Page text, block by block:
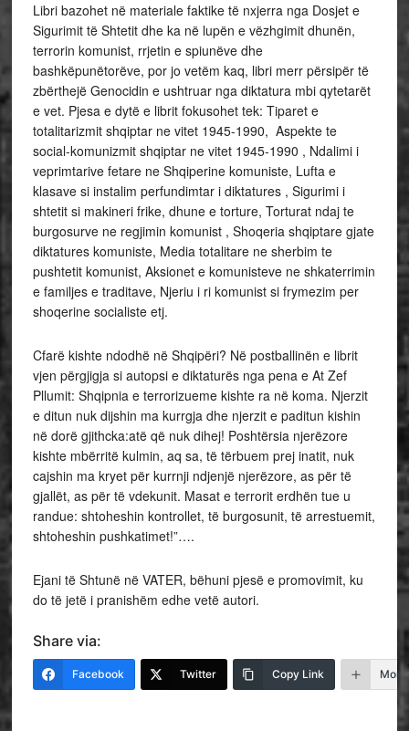
Libri bazohet në materiale faktike të nxjerra nga Dosjet e
Sigurimit të Shtetit dhe ka në lupën e vëzhgimit dhunën,
terrorin komunist, rrjetin e spiunëve dhe
bashkëpunëtorëve, por jo vetëm kaq, libri merr përsipër të
zbërthejë Genocidin e ushtruar nga diktatura mbi qytetarët
e vet. Pjesa e dytë e librit fokusohet tek: Tiparet e
totalitarizmit shqiptar ne vitet 1945-1990, Aspekte te
social-komunizmit shqiptar ne vitet 1945-1990 , Ndalimi i
veprimtarive fetare ne Shqiperine komuniste, Lufta e
klasave si instalim perfundimtar i diktatures , Sigurimi i
shtetit si makineri frike, dhune e torture, Torturat ndaj te
burgosurve ne regjimin komunist , Shoqeria shqiptare gjate
diktatures komuniste, Media totalitare ne sherbim te
pushtetit komunist, Aksionet e komunisteve ne shkaterrimin
e familjes e traditave, Njeriu i ri komunist si frymezim per
shoqerine socialiste etj.
Cfarë kishte ndodhë në Shqipëri? Në postballinën e librit
vjen përgjigja si autopsi e diktaturës nga pena e At Zef
Pllumit: Shqipnia e terrorizueme kishte ra në koma. Njerzit
e ditun nuk dijshin ma kurrgja dhe njerzit e paditun kishin
në dorë gjithcka:atë që nuk dihej! Poshtërsia njerëzore
kishte mbërritë kulmin, aq sa, të tërbuem prej inatit, nuk
cajshin ma kryet për kurrnji ndjenjë njerëzore, as për të
gjallët, as për të vdekunit. Masat e terrorit erdhën tue u
randue: shtoheshin kontrollet, të burgosunit, të arrestuemit,
shtoheshin pushkatimet!”….
Ejani të Shtunë në VATER, bëhuni pjesë e promovimit, ku
do të jetë i pranishëm edhe vetë autori.
Share via:
Facebook Twitter Copy Link More